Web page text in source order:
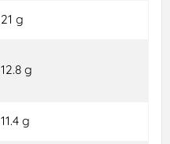
21 g
12.8 g
11.4 g